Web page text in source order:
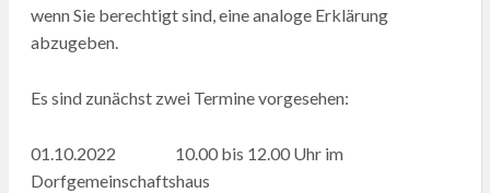
wenn Sie berechtigt sind, eine analoge Erklärung
abzugeben.
Es sind zunächst zwei Termine vorgesehen:
01.10.2022 10.00 bis 12.00 Uhr im
Dorfgemeinschaftshaus